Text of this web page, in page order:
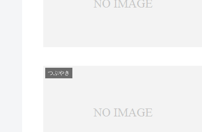
つぶやき